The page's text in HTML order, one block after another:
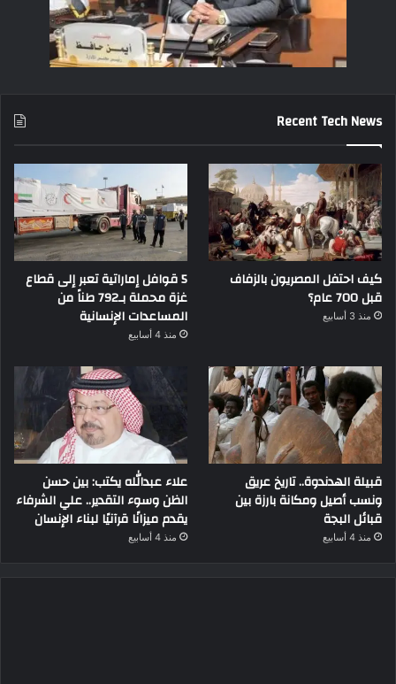
Recent Tech News
كيف احتفل المصريون بالزفاف
قبل 700 عام؟
منذ 3 أسابيع
5 قوافل إماراتية تعبر إلى قطاع
غزة محملة بـ792 طناً من
المساعدات الإنسانية
منذ 4 أسابيع
قبيلة الهدندوة.. تاريخ عريق
ونسب أصيل ومكانة بارزة بين
قبائل البجة
منذ 4 أسابيع
علاء عبدالله يكتب: بين حسن
الظن وسوء التقدير.. علي الشرفاء
يقدم ميزانًا قرآنيًا لبناء الإنسان
منذ 4 أسابيع